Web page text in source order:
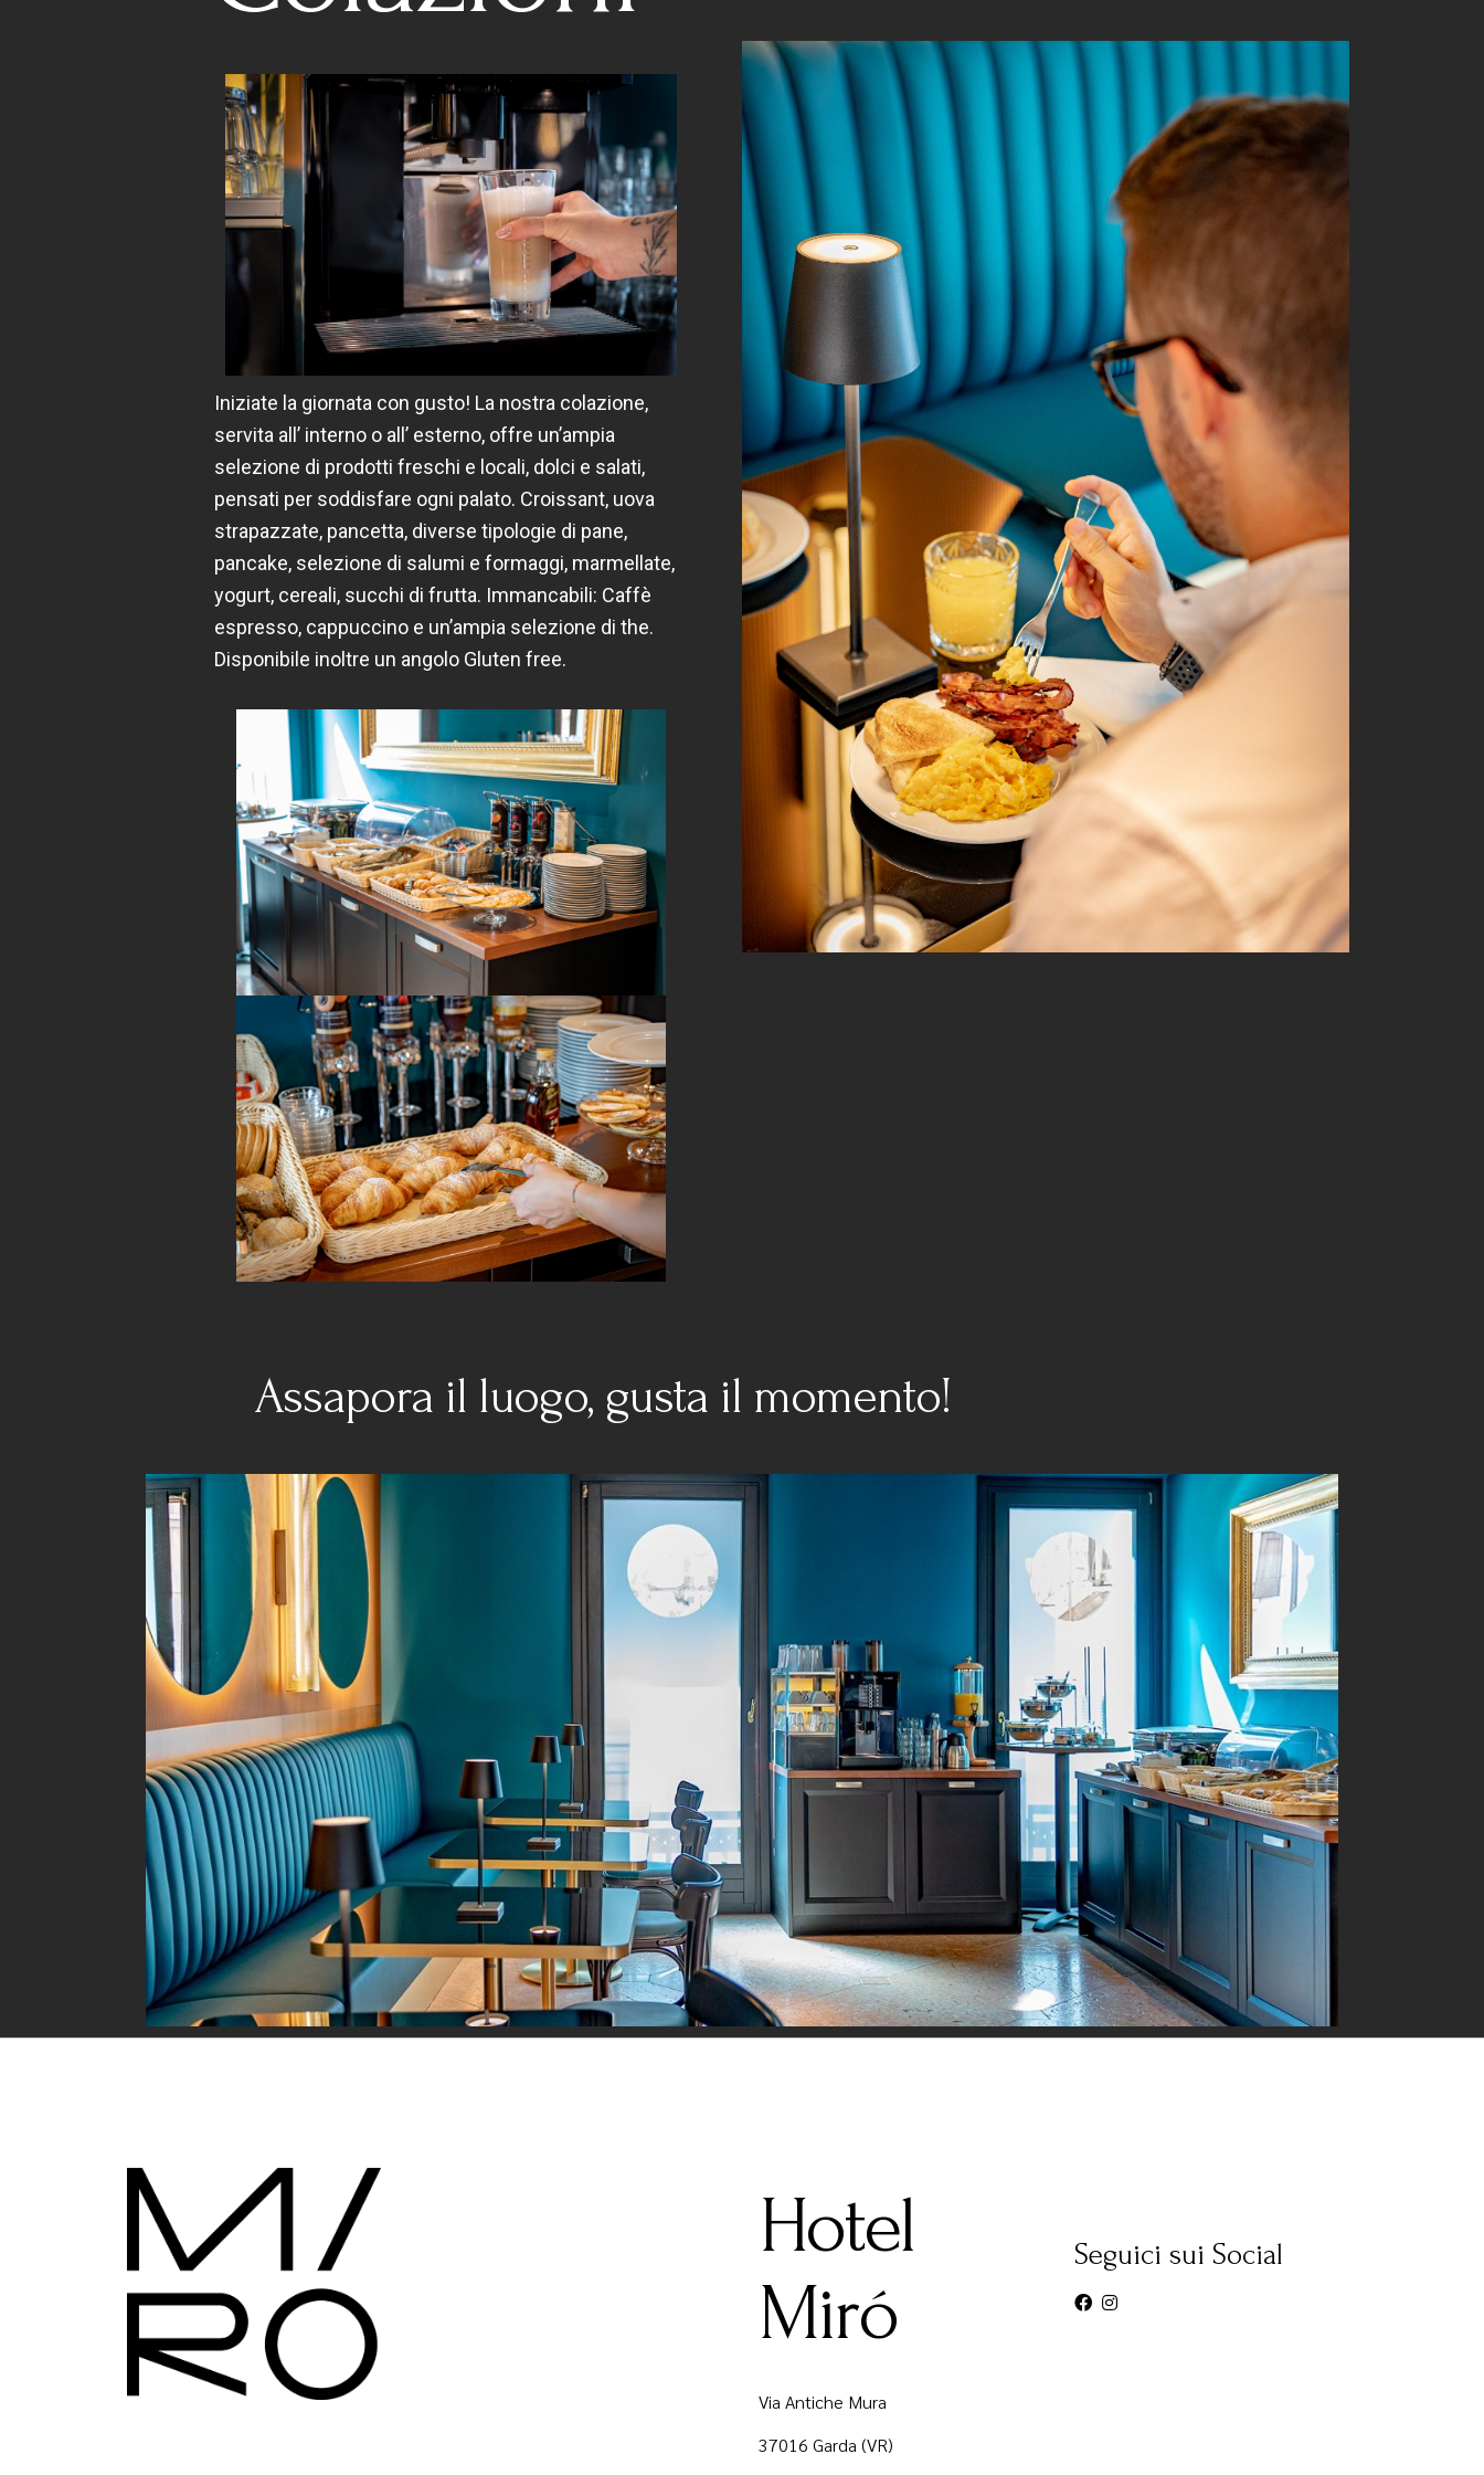
Iniziate la giornata con gusto! La nostra colazione,
servita all’ interno o all’ esterno, offre un’ampia
selezione di prodotti freschi e locali, dolci e salati,
pensati per soddisfare ogni palato. Croissant, uova
strapazzate, pancetta, diverse tipologie di pane,
pancake, selezione di salumi e formaggi, marmellate,
yogurt, cereali, succhi di frutta. Immancabili: Caffè
espresso, cappuccino e un’ampia selezione di the.
Disponibile inoltre un angolo Gluten free.
Assapora il luogo, gusta il momento!
Hotel
Miró
Via Antiche Mura
37016 Garda (VR)
Seguici sui Social